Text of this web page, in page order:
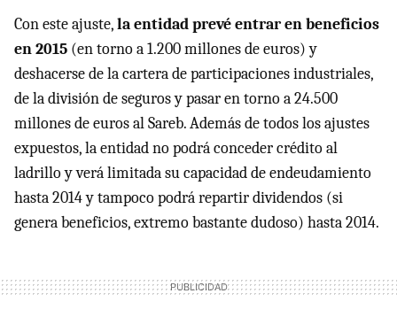
Con este ajuste,la entidad prevé entrar en beneficios
en 2015 (en torno a 1.200 millones de euros) y
deshacerse de la cartera de participaciones industriales,
de la división de seguros y pasar en torno a 24.500
millones de euros al Sareb. Además de todos los ajustes
expuestos, la entidad no podrá conceder crédito al
ladrillo y verá limitada su capacidad de endeudamiento
hasta 2014 y tampoco podrá repartir dividendos (si
genera beneficios, extremo bastante dudoso) hasta 2014.